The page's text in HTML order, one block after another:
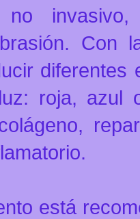
no
Con
roja, azul
está